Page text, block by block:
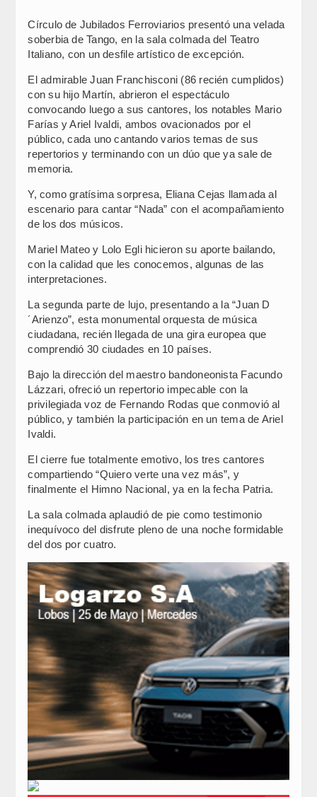
Círculo de Jubilados Ferroviarios presentó una velada
soberbia de Tango, en la sala colmada del Teatro
Italiano, con un desfile artístico de excepción.
El admirable Juan Franchisconi (86 recién cumplidos)
con su hijo Martín, abrieron el espectáculo
convocando luego a sus cantores, los notables Mario
Farías y Ariel Ivaldi, ambos ovacionados por el
público, cada uno cantando varios temas de sus
repertorios y terminando con un dúo que ya sale de
memoria.
Y, como gratísima sorpresa, Eliana Cejas llamada al
escenario para cantar “Nada” con el acompañamiento
de los dos músicos.
Mariel Mateo y Lolo Egli hicieron su aporte bailando,
con la calidad que les conocemos, algunas de las
interpretaciones.
La segunda parte de lujo, presentando a la “Juan D
´Arienzo”, esta monumental orquesta de música
ciudadana, recién llegada de una gira europea que
comprendió 30 ciudades en 10 países.
Bajo la dirección del maestro bandoneonista Facundo
Lázzari, ofreció un repertorio impecable con la
privilegiada voz de Fernando Rodas que conmovió al
público, y también la participación en un tema de Ariel
Ivaldi.
El cierre fue totalmente emotivo, los tres cantores
compartiendo “Quiero verte una vez más”, y
finalmente el Himno Nacional, ya en la fecha Patria.
La sala colmada aplaudió de pie como testimonio
inequívoco del disfrute pleno de una noche formidable
del dos por cuatro.